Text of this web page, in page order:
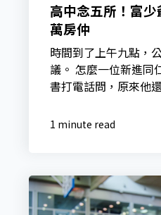
高中念五所！富
萬房仲
時間到了上午九點，
議。 怎麼一位新進同
書打電話問，原來他
1 minute read